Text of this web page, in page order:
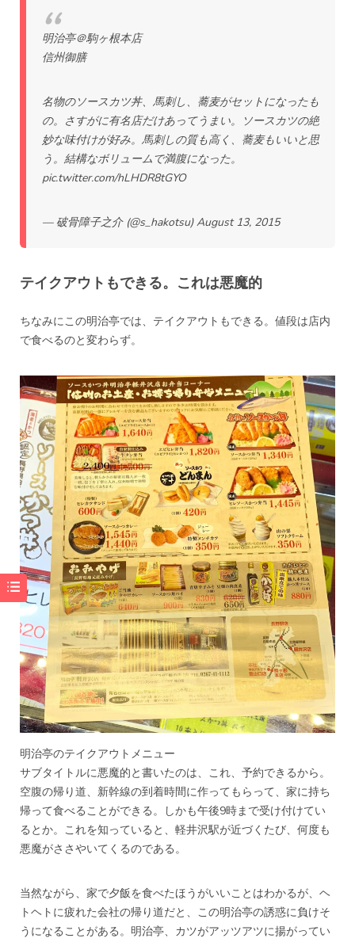
明治亭＠駒ヶ根本店
信州御膳
名物のソースカツ丼、馬刺し、蕎麦がセットになったも
の。さすがに有名店だけあってうまい。ソースカツの絶
妙な味付けが好み。馬刺しの質も高く、蕎麦もいいと思
う。結構なボリュームで満腹になった。
pic.twitter.com/hLHDR8tGYO
— 破骨障子之介 (@s_hakotsu)August 13, 2015
テイクアウトもできる。これは悪魔的
ちなみにこの明治亭では、テイクアウトもできる。値段は店内
で食べるのと変わらず。
明治亭のテイクアウトメニュー
サブタイトルに悪魔的と書いたのは、これ、予約できるから。
空腹の帰り道、新幹線の到着時間に作ってもらって、家に持ち
帰って食べることができる。しかも午後9時まで受け付けてい
るとか。これを知っていると、軽井沢駅が近づくたび、何度も
悪魔がささやいてくるのである。
当然ながら、家で夕飯を食べたほうがいいことはわかるが、ヘ
トヘトに疲れた会社の帰り道だと、この明治亭の誘惑に負けそ
うになることがある。明治亭、カツがアッツアツに揚がってい